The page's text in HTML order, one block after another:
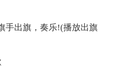
出旗，奏乐!(播放出旗